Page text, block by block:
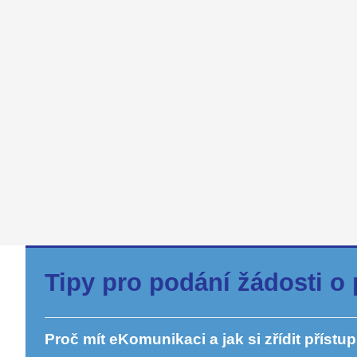
Tipy pro podání žádosti o
Proč mít eKomunikaci a jak si zřídit